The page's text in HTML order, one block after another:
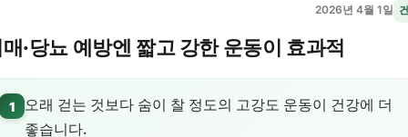
2026년 4월 1일
·당뇨 예방엔 짧고 강한 운동이 효과적
1
오래 걷는 것보다 숨이 찰 정도의 고강도 운동이 건강에 더
좋습니다.